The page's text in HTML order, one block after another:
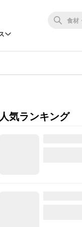
人気ランキング